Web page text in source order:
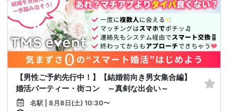
【男性ご予約先行中！】【結婚前向き男女集合編】
婚活パーティー・街コン ～真剣な出会い～
名駅 | 8月8日(土) 10:30〜